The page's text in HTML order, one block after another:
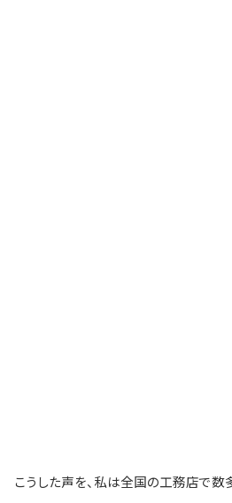
こうした声を、私は全国の工務店で数